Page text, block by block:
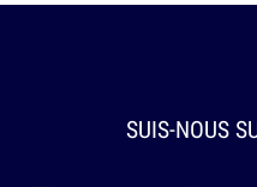
SUIS-NOUS